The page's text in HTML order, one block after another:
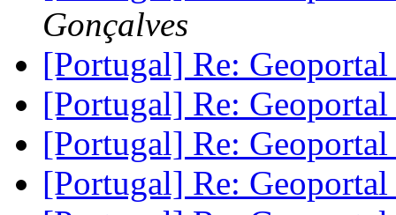
Gonçalves
[Portugal] Re:
[Portugal] Re:
[Portugal] Re:
[Portugal] Re: